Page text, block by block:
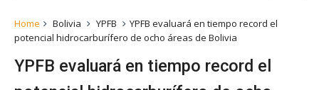
Home Bolivia YPFB
YPFB evaluará en tiempo record el
potencial hidrocarburífero de ocho áreas de Bolivia
YPFB evaluará en tiempo record el